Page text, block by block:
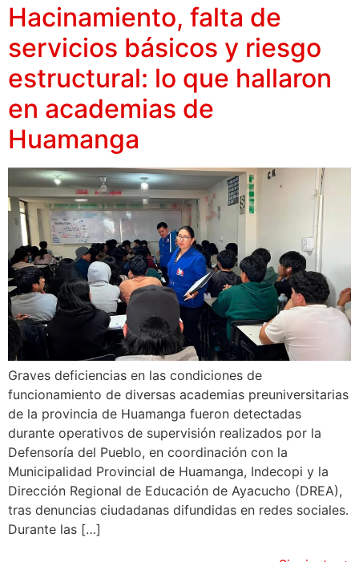
Hacinamiento, falta de
servicios básicos y riesgo
estructural: lo que hallaron
en academias de
Huamanga
Graves deficiencias en las condiciones de
funcionamiento de diversas academias preuniversitarias
de la provincia de Huamanga fueron detectadas
durante operativos de supervisión realizados por la
Defensoría del Pueblo, en coordinación con la
Municipalidad Provincial de Huamanga, Indecopi y la
Dirección Regional de Educación de Ayacucho (DREA),
tras denuncias ciudadanas difundidas en redes sociales.
Durante las […]